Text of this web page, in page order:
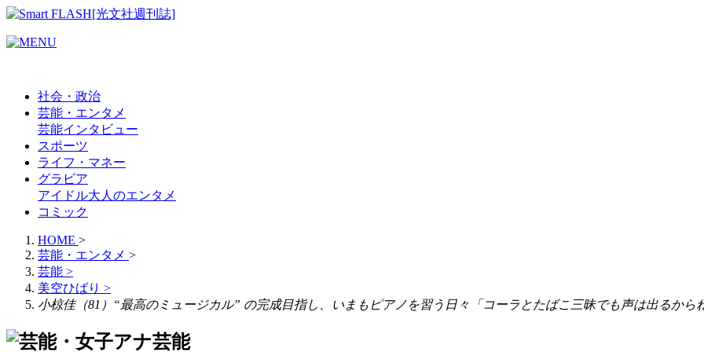
社会・政治
芸能・エンタメ
芸能インタビュー
スポーツ
ライフ・マネー
グラビア
アイドル大人のエンタメ
コミック
HOME >
芸能・エンタメ >
芸能 >
美空ひばり >
小椋佳（81）“最高のミュージカル” の完成目指し、いまもピアノを習う日々「コーラとたばこ三昧でも声は出るから
芸能